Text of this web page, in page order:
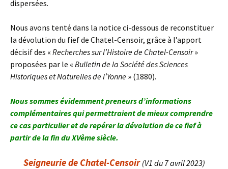
dispersées.
Nous avons tenté dans la notice ci-dessous de reconstituer
la dévolution du fief de Chatel-Censoir, grâce à l’apport
décisif des « Recherches sur l’Histoire de Chatel-Censoir»
proposées par le « Bulletin de la Société des Sciences
Historiques et Naturelles de l’Yonne » (1880).
Nous sommes évidemment preneurs d’informations
complémentaires qui permettraient de mieux comprendre
ce cas particulier et de repérer la dévolution de ce fief à
partir de la fin du XVème siècle.
Seigneurie de Chatel-Censoir (V1 du 7 avril 2023)